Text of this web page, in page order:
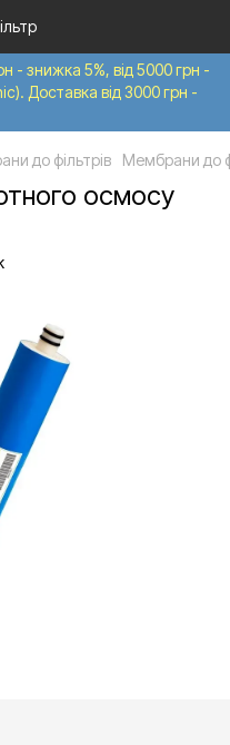
- знижка 5%, від 5000 грн -
Доставка від 3000 грн -
до фільтрів Мембрани до
осмосу